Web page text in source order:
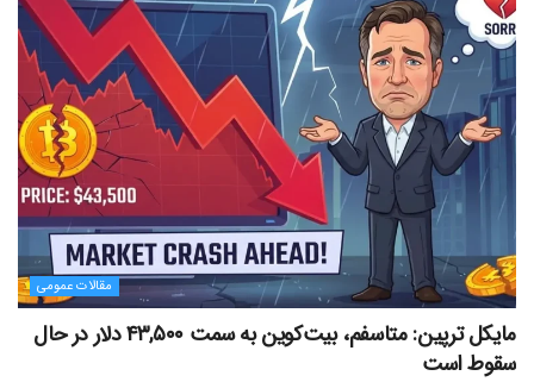
مقالات عمومی
مایکل ترپین: متاسفم، بیت‌کوین به سمت ۴۳,۵۰۰ دلار در حال
سقوط است